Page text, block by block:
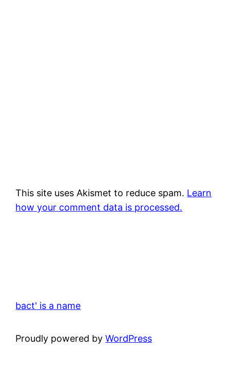
This site uses Akismet to reduce spam. Learn
how your comment data is processed.
bact' is a name
Proudly powered byWordPress